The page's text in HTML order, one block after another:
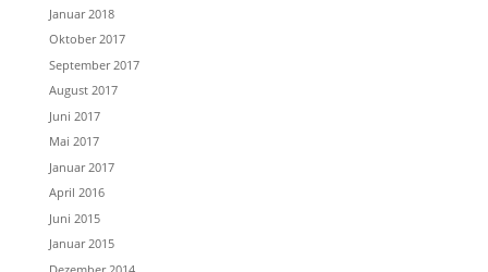
Januar 2018
Oktober 2017
September 2017
August 2017
Juni 2017
Mai 2017
Januar 2017
April 2016
Juni 2015
Januar 2015